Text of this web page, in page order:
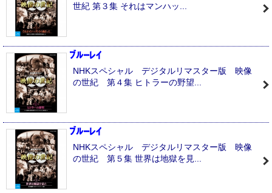
世紀 第３集 それはマンハッ...
NHKスペシャル デジタルリマスター版 映像
の世紀 第４集 ヒトラーの野望...
NHKスペシャル デジタルリマスター版 映像
の世紀 第５集 世界は地獄を見...